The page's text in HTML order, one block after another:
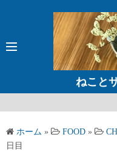
ン
ッ
プ
ねこと
ホーム » FOOD »
日目